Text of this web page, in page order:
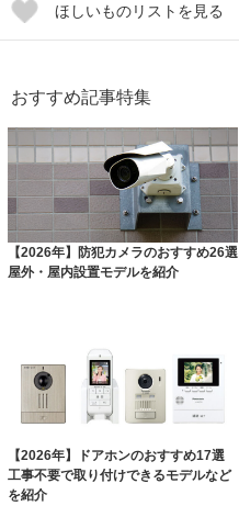
ほしいものリストを見る
おすすめ記事特集
【2026年】防犯カメラのおすすめ26選
屋外・屋内設置モデルを紹介
【2026年】ドアホンのおすすめ17選
工事不要で取り付けできるモデルなど
を紹介